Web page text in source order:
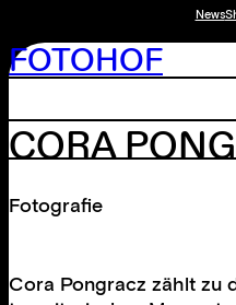
News
FOTOHOF
CORA
Fotografie
Cora Pongracz zählt zu